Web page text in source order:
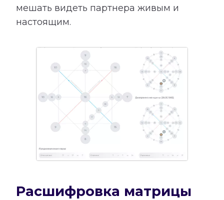
мешать видеть партнера живым и
настоящим.
Расшифровка матрицы